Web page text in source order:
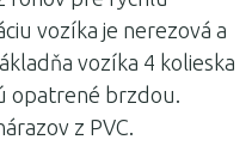
vozíka je nerezová a
vozíka 4 kolieska
opatrené brzdou.
z PVC.